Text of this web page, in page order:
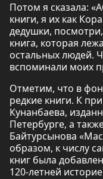
Потом я сказала:
книги, я их как
дедушки,
книга, которая
остальных людей.
вспоминали моих
Отметим, что в
редкие книги. К
Кунанбаева,
Петербурге, а
Байтурсынова
образом, к числу
книг была
120-летней